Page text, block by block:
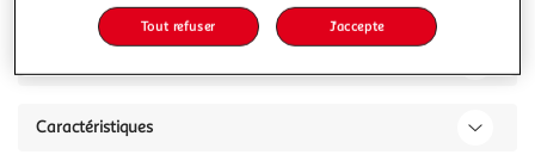
Caractéristiques
Tout refuser J'accepte